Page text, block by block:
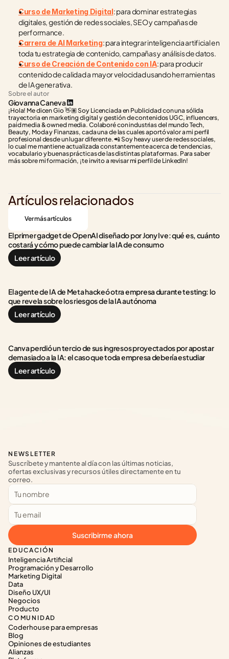
Curso de Marketing Digital: para dominar estrategias
digitales, gestión de redes sociales, SEO y campañas de
performance.
Carrera de AI Marketing: para integrar inteligencia artificial en
toda tu estrategia de contenido, campañas y análisis de datos.
Curso de Creación de Contenido con IA: para producir
contenido de calidad a mayor velocidad usando herramientas
de IA generativa.
Sobre el autor
Giovanna Caneva
¡Hola! Me dicen Gio 👋🏽 Soy Licenciada en Publicidad con una sólida
trayectoria en marketing digital y gestión de contenidos UGC, influencers,
paid media & owned media. Colaboré con industrias del mundo Tech,
Beauty, Moda y Finanzas, cada una de las cuales aportó valor a mi perfil
profesional desde un lugar diferente. 📲 Soy heavy user de redes sociales,
lo cual me mantiene actualizada constantemente acerca de tendencias,
vocabulario y buenas prácticas de las distintas plataformas. Para saber
más sobre mi formación, ¡te invito a revisar mi perfil de LinkedIn!
Artículos relacionados
Ver más artículos
El primer gadget de OpenAI diseñado por Jony Ive: qué es, cuánto
costará y cómo puede cambiar la IA de consumo
Leer artículo
El agente de IA de Meta hackeó otra empresa durante testing: lo
que revela sobre los riesgos de la IA autónoma
Leer artículo
Canva perdió un tercio de sus ingresos proyectados por apostar
demasiado a la IA: el caso que toda empresa debería estudiar
Leer artículo
EDUCACIÓN
Inteligencia Artificial
Programación y Desarrollo
Marketing Digital
Data
Diseño UX/UI
Negocios
Producto
COMUNIDAD
Coderhouse para empresas
Blog
Opiniones de estudiantes
Alianzas
NEWSLETTER
Suscríbete y mantente al día con las últimas noticias,
ofertas exclusivas y recursos útiles directamente en tu
correo.
Suscribirme ahora